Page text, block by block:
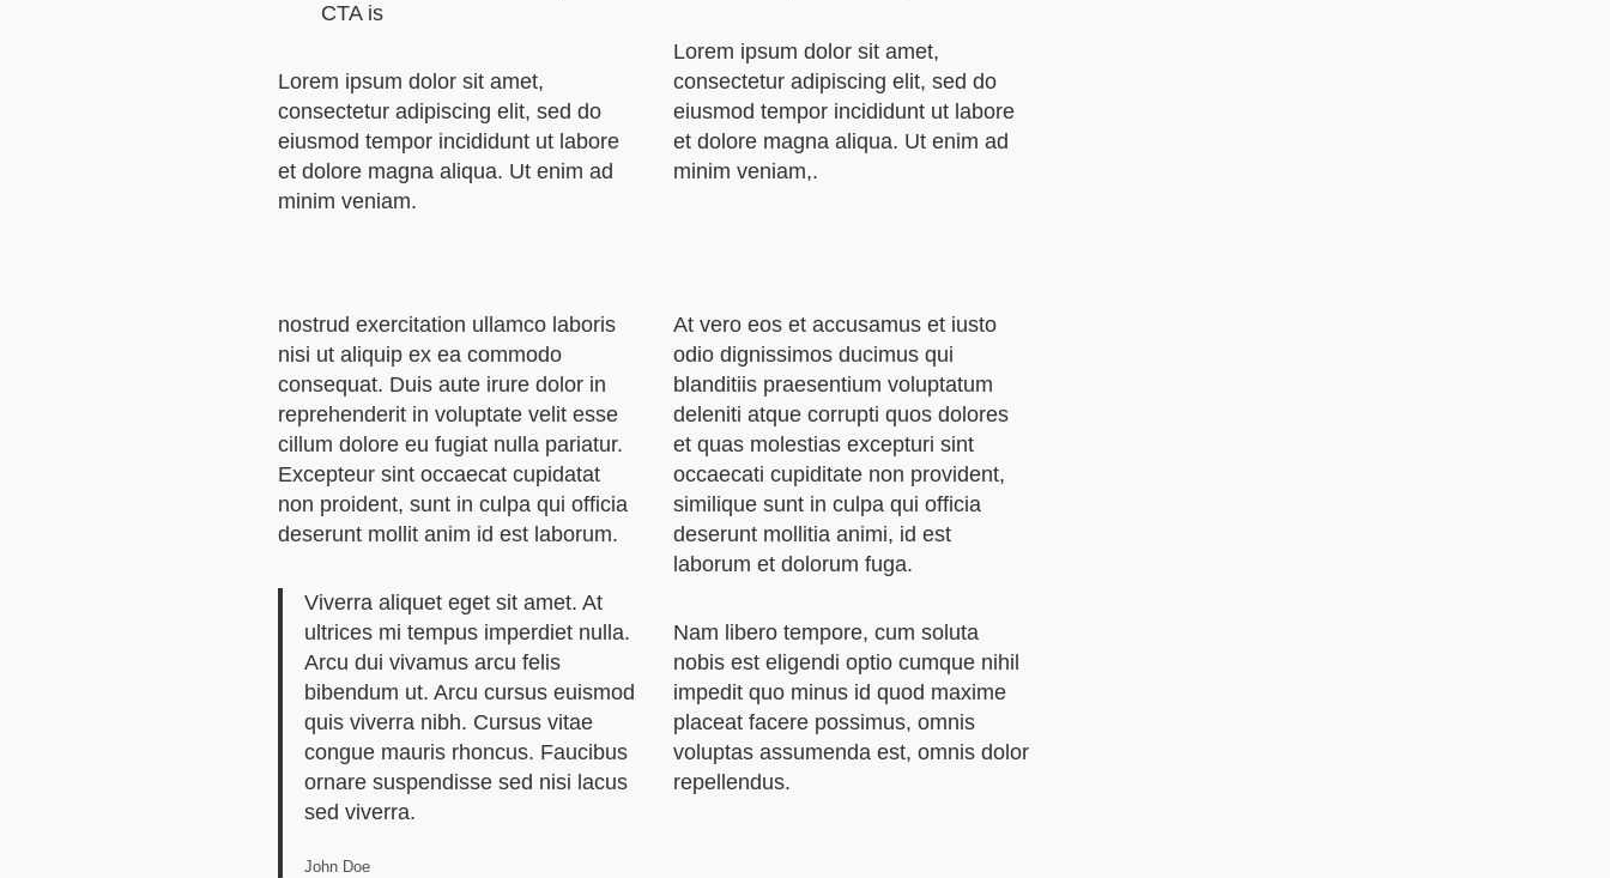
CTA is
Lorem ipsum dolor sit amet,
consectetur adipiscing elit, sed do
eiusmod tempor incididunt ut labore
et dolore magna aliqua. Ut enim ad
minim veniam.
Lorem ipsum dolor sit amet,
consectetur adipiscing elit, sed do
eiusmod tempor incididunt ut labore
et dolore magna aliqua. Ut enim ad
minim veniam,.
nostrud exercitation ullamco laboris
nisi ut aliquip ex ea commodo
consequat. Duis aute irure dolor in
reprehenderit in voluptate velit esse
cillum dolore eu fugiat nulla pariatur.
Excepteur sint occaecat cupidatat
non proident, sunt in culpa qui officia
deserunt mollit anim id est laborum.
Viverra aliquet eget sit amet. At
ultrices mi tempus imperdiet nulla.
Arcu dui vivamus arcu felis
bibendum ut. Arcu cursus euismod
quis viverra nibh. Cursus vitae
congue mauris rhoncus. Faucibus
ornare suspendisse sed nisi lacus
sed viverra.
John Doe
At vero eos et accusamus et iusto
odio dignissimos ducimus qui
blanditiis praesentium voluptatum
deleniti atque corrupti quos dolores
et quas molestias excepturi sint
occaecati cupiditate non provident,
similique sunt in culpa qui officia
deserunt mollitia animi, id est
laborum et dolorum fuga.
Nam libero tempore, cum soluta
nobis est eligendi optio cumque nihil
impedit quo minus id quod maxime
placeat facere possimus, omnis
voluptas assumenda est, omnis dolor
repellendus.